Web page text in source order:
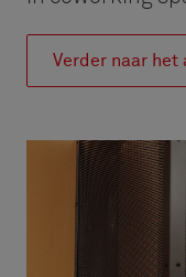
Verder naar het